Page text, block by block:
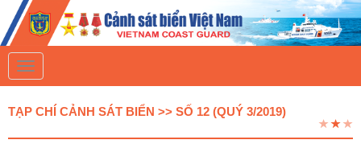
T
o
g
l
TẠP CHÍ CẢNH SÁT BIỂN >> SỐ 12 (QUÝ 3/2019)